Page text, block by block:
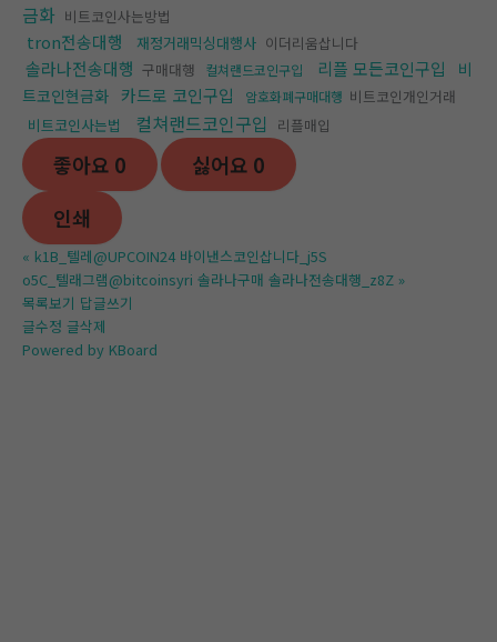
금화 비트코인사는방법
tron전송대행 재정거래믹싱대행사 이더리움삽니다
솔라나전송대행 구매대행 컬쳐랜드코인구입 리플 모든코인구입
비
트코인현금화 카드로 코인구입 암호화폐구매대행 비트코인개인거래
비트코인사는법
컬쳐랜드코인구입 리플매입
좋아요 0 싫어요 0
인쇄
« k1B_텔레@UPCOIN24 바이낸스코인삽니다_j5S
o5C_텔래그램@bitcoinsyri 솔라나구매 솔라나전송대행_z8Z »
목록보기 답글쓰기
글수정 글삭제
Powered by KBoard